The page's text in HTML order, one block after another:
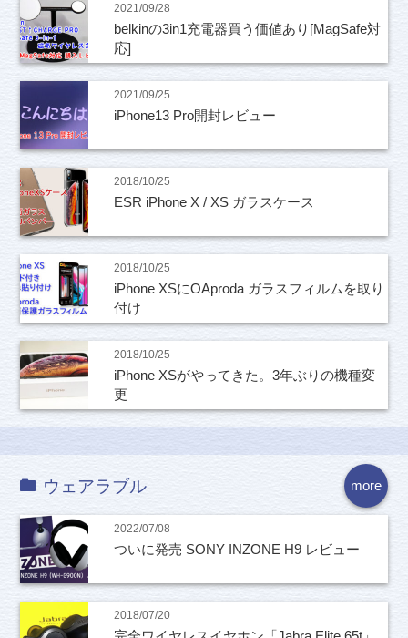
2021/09/28
belkinの3in1充電器買う価値あり[MagSafe対
応]
2021/09/25
iPhone13 Pro開封レビュー
2018/10/25
ESR iPhone X / XS ガラスケース
2018/10/25
iPhone XSにOAproda ガラスフィルムを取り
付け
2018/10/25
iPhone XSがやってきた。3年ぶりの機種変
更
more
ウェアラブル
2022/07/08
ついに発売 SONY INZONE H9 レビュー
2018/07/20